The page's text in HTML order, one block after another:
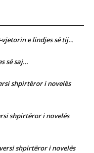
vjetorin e lindjes së tij…
së saj…
shpirtëror i novelës
shpirtëror i novelës
shpirtëror i novelës